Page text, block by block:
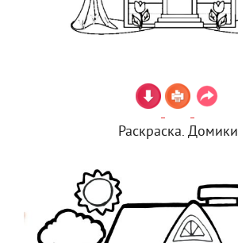
Раскраска. Домики